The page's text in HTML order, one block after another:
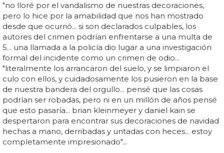
"no lloré por el vandalismo de nuestras decoraciones,
pero lo hice por la amabilidad que nos han mostrado
desde que ocurrió... si son declarados culpables, los
autores del crimen podrían enfrentarse a una multa de
5... una llamada a la policía dio lugar a una investigación
formal del incidente como un crimen de odio...
"literalmente los arrancaron del suelo, y se limpiaron el
culo con ellos, y cuidadosamente los pusieron en la base
de nuestra bandera del orgullo... pensé que las cosas
podrían ser robadas, pero ni en un millón de años pensé
que esto pasaría... brian kleinmeyer y daniel kain se
despertaron para encontrar sus decoraciones de navidad
hechas a mano, derribadas y untadas con heces... estoy
completamente impresionado"...